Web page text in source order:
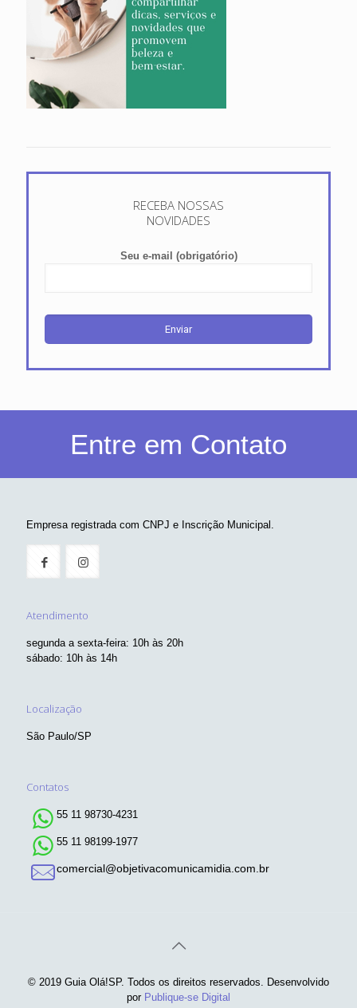
RECEBA NOSSAS
NOVIDADES
Seu e-mail (obrigatório)
Entre em Contato
Empresa registrada com CNPJ e Inscrição Municipal.
Atendimento
segunda a sexta-feira: 10h às 20h
sábado: 10h às 14h
Localização
São Paulo/SP
Contatos
55 11 98730-4231
55 11 98199-1977
comercial@objetivacomunicamidia.com.br
© 2019 Guia Olá!SP. Todos os direitos reservados. Desenvolvido
por Publique-se Digital